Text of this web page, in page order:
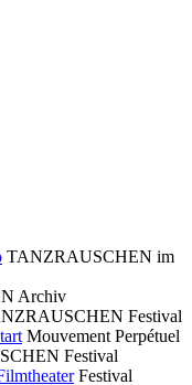
TANZRAUSCHEN im
Archiv
Festival
Mouvement Perpétuel
Festival
Festival